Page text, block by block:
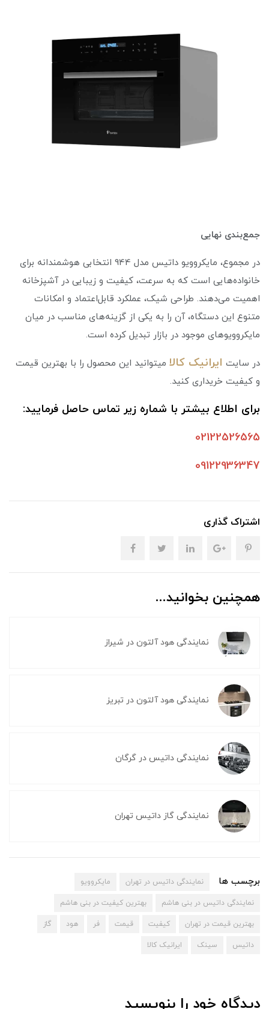
جمع‌بندی نهایی
در مجموع، مایکروویو داتیس مدل 944 انتخابی هوشمندانه برای
خانواده‌هایی است که به سرعت، کیفیت و زیبایی در آشپزخانه
اهمیت می‌دهند. طراحی شیک، عملکرد قابل‌اعتماد و امکانات
متنوع این دستگاه، آن را به یکی از گزینه‌های مناسب در میان
مایکروویوهای موجود در بازار تبدیل کرده است.
در سایت ایرانیک کالا میتوانید این محصول را با بهترین قیمت
و کیفیت خریداری کنید.
برای اطلاع بیشتر با شماره زیر تماس حاصل فرمایید:
02122526565
09122936347
اشتراک گذاری
همچنین بخوانید...
نمایندگی هود آلتون در شیراز
نمایندگی هود آلتون در تبریز
نمایندگی داتیس در گرگان
نمایندگی گاز داتیس تهران
برچسب ها نمایندگی داتیس در تهران مایکروویو
نمایندگی داتیس در بنی هاشم بهترین کیفیت در بنی هاشم
بهترین قیمت در تهران کیفیت قیمت فر هود گاز
داتیس سینک ایرانیک کالا
دیدگاه خود را بنویسید